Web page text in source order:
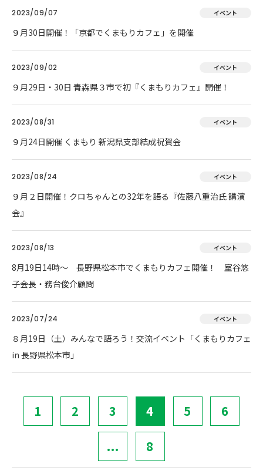
2023/09/07 イベント
９月30日開催！「京都でくまもりカフェ」を開催
2023/09/02 イベント
９月29日・30日 青森県３市で初『くまもりカフェ』開催！
2023/08/31 イベント
９月24日開催 くまもり 新潟県支部結成祝賀会
2023/08/24 イベント
９月２日開催！クロちゃんとの32年を語る『佐藤八重治氏 講演
会』
2023/08/13 イベント
8月19日14時～ 長野県松本市でくまもりカフェ開催！ 室谷悠
子会長・務台俊介顧問
2023/07/24 イベント
８月19日（土）みんなで語ろう！交流イベント「くまもりカフェ
in 長野県松本市」
1 2 3 4 5 6
... 8